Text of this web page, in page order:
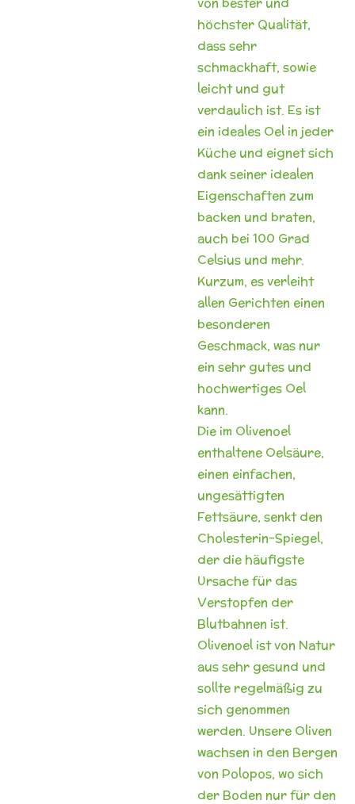
höchster Qualität,
dass sehr
schmackhaft, sowie
leicht und gut
verdaulich ist. Es ist
ein ideales Oel in jeder
Küche und eignet sich
dank seiner idealen
Eigenschaften zum
backen und braten,
auch bei 100 Grad
Celsius und mehr.
Kurzum, esverleiht
allen Gerichten einen
besonderen
Geschmack, was nur
ein sehr gutes und
hochwertiges Oel
kann.
Die im Olivenoel
enthaltene Oelsäure,
einen einfachen,
ungesättigten
Fettsäure, senkt den
Cholesterin-Spiegel,
der die häufigste
Ursache für das
Verstopfen der
Blutbahnen ist.
Olivenoel ist von Natur
aus sehr gesund und
sollte regelmäßig zu
sich genommen
werden. Unsere Oliven
wachsen in den Bergen
von Polopos, wo sich
der Boden nurfür den